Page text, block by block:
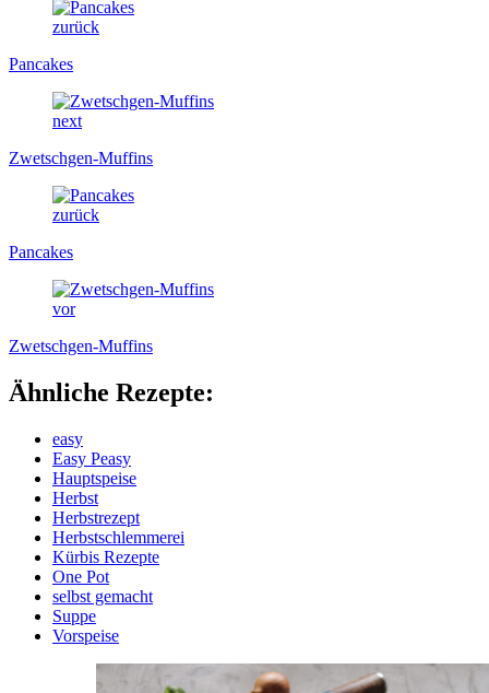
zurück
Pancakes
next
Zwetschgen-Muffins
zurück
Pancakes
vor
Zwetschgen-Muffins
Ähnliche Rezepte:
easy
Easy Peasy
Hauptspeise
Herbst
Herbstrezept
Herbstschlemmerei
Kürbis Rezepte
One Pot
selbst gemacht
Suppe
Vorspeise